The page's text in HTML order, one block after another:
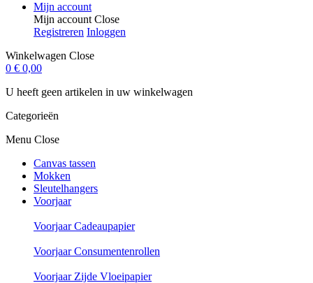
Mijn account
Mijn account Close
Registreren Inloggen
Winkelwagen Close
0 € 0,00
U heeft geen artikelen in uw winkelwagen
Categorieën
Menu Close
Canvas tassen
Mokken
Sleutelhangers
Voorjaar
Voorjaar Cadeaupapier
Voorjaar Consumentenrollen
Voorjaar Zijde Vloeipapier